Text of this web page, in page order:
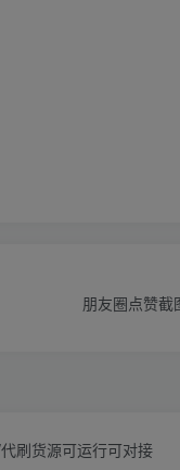
朋友圈点赞截
刷货源可运行可对接